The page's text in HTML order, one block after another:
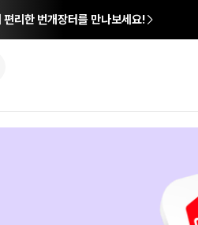
리한 번개장터를 만나보세요!